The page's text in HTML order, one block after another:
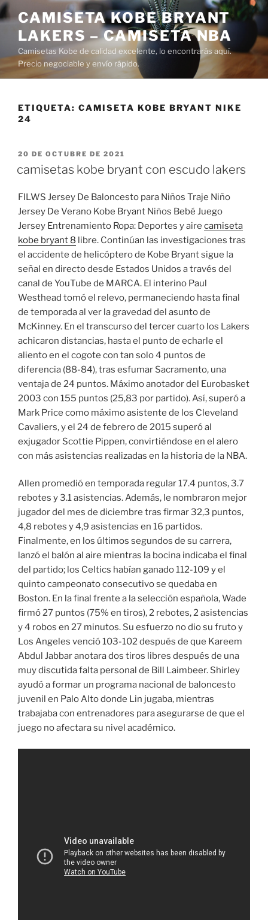
Saltar
al
contenido
CAMISETA KOBE BRYANT
LAKERS – CAMISETA NBA
Camisetas Kobe de calidad excelente, lo encontrarás aquí.
Precio negociable y envío rápido.
ETIQUETA: CAMISETA KOBE BRYANT NIKE
24
PUBLICADO
20 DE OCTUBRE DE 2021
camisetas kobe bryant con escudo lakers
FILWS Jersey De Baloncesto para Niños Traje Niño
Jersey De Verano Kobe Bryant Niños Bebé Juego
Jersey Entrenamiento Ropa: Deportes y aire camiseta
kobe bryant 8 libre. Continúan las investigaciones tras
el accidente de helicóptero de Kobe Bryant sigue la
señal en directo desde Estados Unidos a través del
canal de YouTube de MARCA. El interino Paul
Westhead tomó el relevo, permaneciendo hasta final
de temporada al ver la gravedad del asunto de
McKinney. En el transcurso del tercer cuarto los Lakers
achicaron distancias, hasta el punto de echarle el
aliento en el cogote con tan solo 4 puntos de
diferencia (88-84), tras esfumar Sacramento, una
ventaja de 24 puntos. Máximo anotador del Eurobasket
2003 con 155 puntos (25,83 por partido). Así, superó a
Mark Price como máximo asistente de los Cleveland
Cavaliers, y el 24 de febrero de 2015 superó al
exjugador Scottie Pippen, convirtiéndose en el alero
con más asistencias realizadas en la historia de la NBA.
Allen promedió en temporada regular 17.4 puntos, 3.7
rebotes y 3.1 asistencias. Además, le nombraron mejor
jugador del mes de diciembre tras firmar 32,3 puntos,
4,8 rebotes y 4,9 asistencias en 16 partidos.
Finalmente, en los últimos segundos de su carrera,
lanzó el balón al aire mientras la bocina indicaba el final
del partido; los Celtics habían ganado 112-109 y el
quinto campeonato consecutivo se quedaba en
Boston. En la final frente a la selección española, Wade
firmó 27 puntos (75% en tiros), 2 rebotes, 2 asistencias
y 4 robos en 27 minutos. Su esfuerzo no dio su fruto y
Los Angeles venció 103-102 después de que Kareem
Abdul Jabbar anotara dos tiros libres después de una
muy discutida falta personal de Bill Laimbeer. Shirley
ayudó a formar un programa nacional de baloncesto
juvenil en Palo Alto donde Lin jugaba, mientras
trabajaba con entrenadores para asegurarse de que el
juego no afectara su nivel académico.